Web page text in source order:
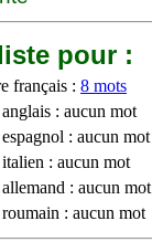
pour :
français : 8 mots
: aucun mot
: aucun mot
: aucun mot
: aucun mot
: aucun mot